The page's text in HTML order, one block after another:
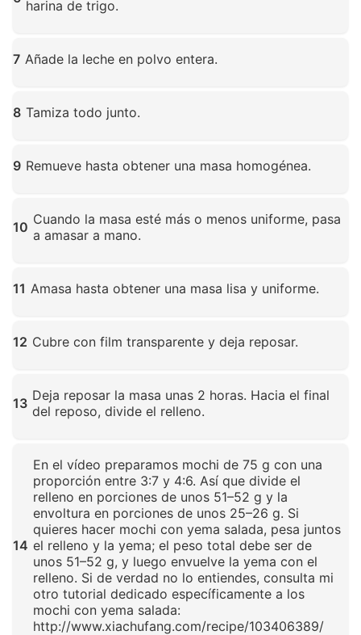
harina de trigo.
7 Añade la leche en polvo entera.
8 Tamiza todo junto.
9 Remueve hasta obtener una masa homogénea.
10 Cuando la masa esté más o menos uniforme, pasa
a amasar a mano.
11 Amasa hasta obtener una masa lisa y uniforme.
12 Cubre con film transparente y deja reposar.
13 Deja reposar la masa unas 2 horas. Hacia el final
del reposo, divide el relleno.
14
En el vídeo preparamos mochi de 75 g con una
proporción entre 3:7 y 4:6. Así que divide el
relleno en porciones de unos 51–52 g y la
envoltura en porciones de unos 25–26 g. Si
quieres hacer mochi con yema salada, pesa juntos
el relleno y la yema; el peso total debe ser de
unos 51–52 g, y luego envuelve la yema con el
relleno. Si de verdad no lo entiendes, consulta mi
otro tutorial dedicado específicamente a los
mochi con yema salada:
http://www.xiachufang.com/recipe/103406389/